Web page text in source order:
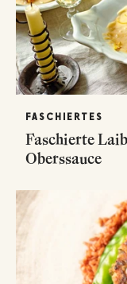
FASCHIERTES
Faschierte
Oberssauce